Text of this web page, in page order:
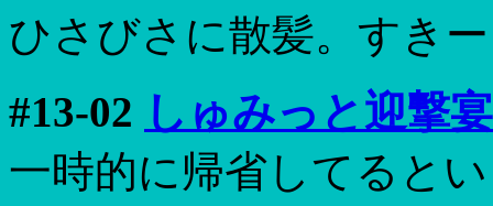
ひさびさに散髪。すき
#13-02 しゅみっと迎撃
一時的に帰省してると